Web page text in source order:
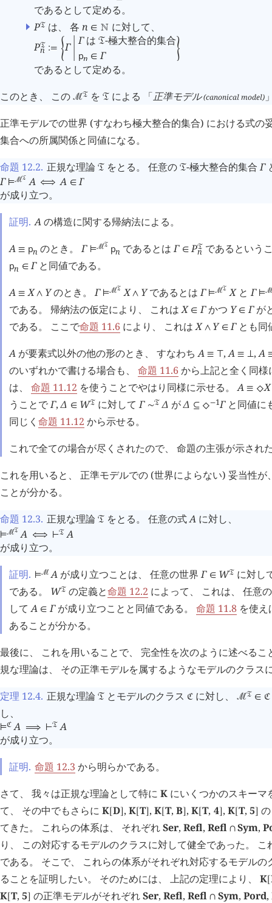
であるとして定める。
P󱁑 は、 各 n ∈ 󱀍 に対して、
Pn
󱁑 := 󰁯Γ | Γは 󱁑-極大整合的集合
pn ∈ Γ
󰁻
であるとして定める。
このとき、 この 󰒤󱁑 を 󱁑 による 「正準モデル(canonical model)
正準モデルでの世界 (すなわち極大整合的集合) における式の
集合への所属関係と同値になる。
命題 12.2. 正規な理論 󱁑 をとる。 任意の 󱁑-極大整合的集合Γ
Γ ⊨󰒤󱁑 A ⟺ A ∈ Γ
が成り立つ。
証明. Aの構造に関する帰納法による。
A ≡ pn のとき。Γ ⊨󰒤󱁑 pn であるとはΓ ∈ Pn
󱁑 であるという
pn ∈ Γと同値である。
A ≡ X ∧ Yのとき。Γ ⊨󰒤󱁑 X ∧ YであるとはΓ ⊨󰒤󱁑 XとΓ ⊨
である。 帰納法の仮定により、 これはX ∈ Γかつ Y ∈ Γが
である。 ここで命題 11.6 により、 これはX ∧ Y ∈ Γとも同
A が要素式以外の他の形のとき、 すなわちA ≡ ⊤ ,A ≡ ⊥,A
のいずれかで書ける場合も、 命題 11.6 から上記と全く同
は、 命題 11.12 を使うことでやはり同様に示せる。A ≡ ⬦X
うことでΓ, Δ ∈ W󱁑 に対してΓ ∼󱁑 Δ がΔ ⊆ ⬦−1Γと同値に
同じく 命題 11.12 から示せる。
これで全ての場合が尽くされたので、 命題の主張が示され
これを用いると、 正準モデルでの (世界によらない) 妥当性
ことが分かる。
命題 12.3. 正規な理論 󱁑 をとる。 任意の式A に対し、
⊨󰒤󱁑 A ⟺ ⊢󱁑 A
が成り立つ。
証明. ⊨󰒤 A が成り立つことは、 任意の世界Γ ∈ W󱁑 に対し
である。 W󱁑 の定義と命題 12.2 によって、 これは、 任意
してA ∈ Γが成り立つことと同値である。 命題 11.8を使え
あることが分かる。
最後に、 これを用いることで、 完全性を次のように述べる
規な理論は、 その正準モデルを属するようなモデルのクラス
定理 12.4. 正規な理論 󱁑 とモデルのクラス 󱁀 に対し、 󰒤󱁑 ∈ 󱁀
し、
⊨󱁀 A ⟹ ⊢󱁑 A
が成り立つ。
証明. 命題 12.3 から明らかである。
さて、 我々は正規な理論として特に K にいくつかのスキーマ
て、 その中でもさらに K D , K T] , K T, B ,K [T, 4] , K[ T, 5
てきた。 これらの体系は、 それぞれSer, Refl, Refl ∩ Sym,
り、 この対応するモデルのクラスに対して健全であった。 こ
である。 そこで、 これらの体系がそれぞれ対応するモデル
ることを証明したい。 そのためには、 上記の定理により、 K
K T, 5 の正準モデルがそれぞれSer,Refl,Refl ∩ Sym, Pord,